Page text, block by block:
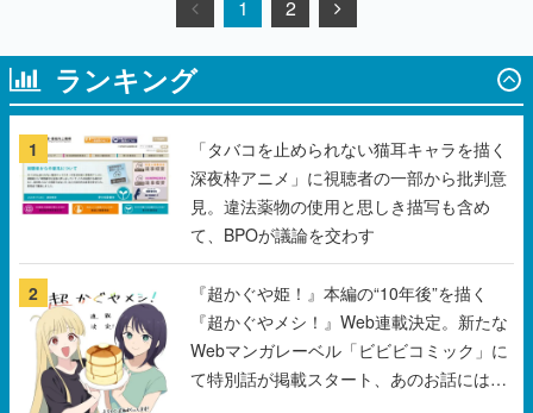
1 2
ランキング
1
「タバコを止められない猫耳キャラを描く
深夜枠アニメ」に視聴者の一部から批判意
見。違法薬物の使用と思しき描写も含め
て、BPOが議論を交わす
2
『超かぐや姫！』本編の“10年後”を描く
『超かぐやメシ！』Web連載決定。新たな
Webマンガレーベル「ビビビコミック」に
て特別話が掲載スタート、あのお話には…